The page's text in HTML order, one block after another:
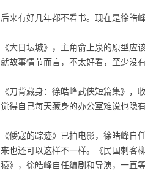
后来有好几年都不看书。现在是徐皓峰
《大日坛城》，主角俞上泉的原型
就故事情节而言，不太好看，至少没
《刀背藏身：徐皓峰武侠短篇集》
觉得自己每天藏身的办公室难说也隐
《倭寇的踪迹》已拍电影，徐皓峰
来也还可以这样不一样。《民国刺客
猿》，徐皓峰自任编剧和导演，一直